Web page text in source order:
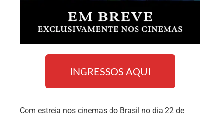
INGRESSOS AQUI
Com estreia nos cinemas do Brasil no dia 22 de